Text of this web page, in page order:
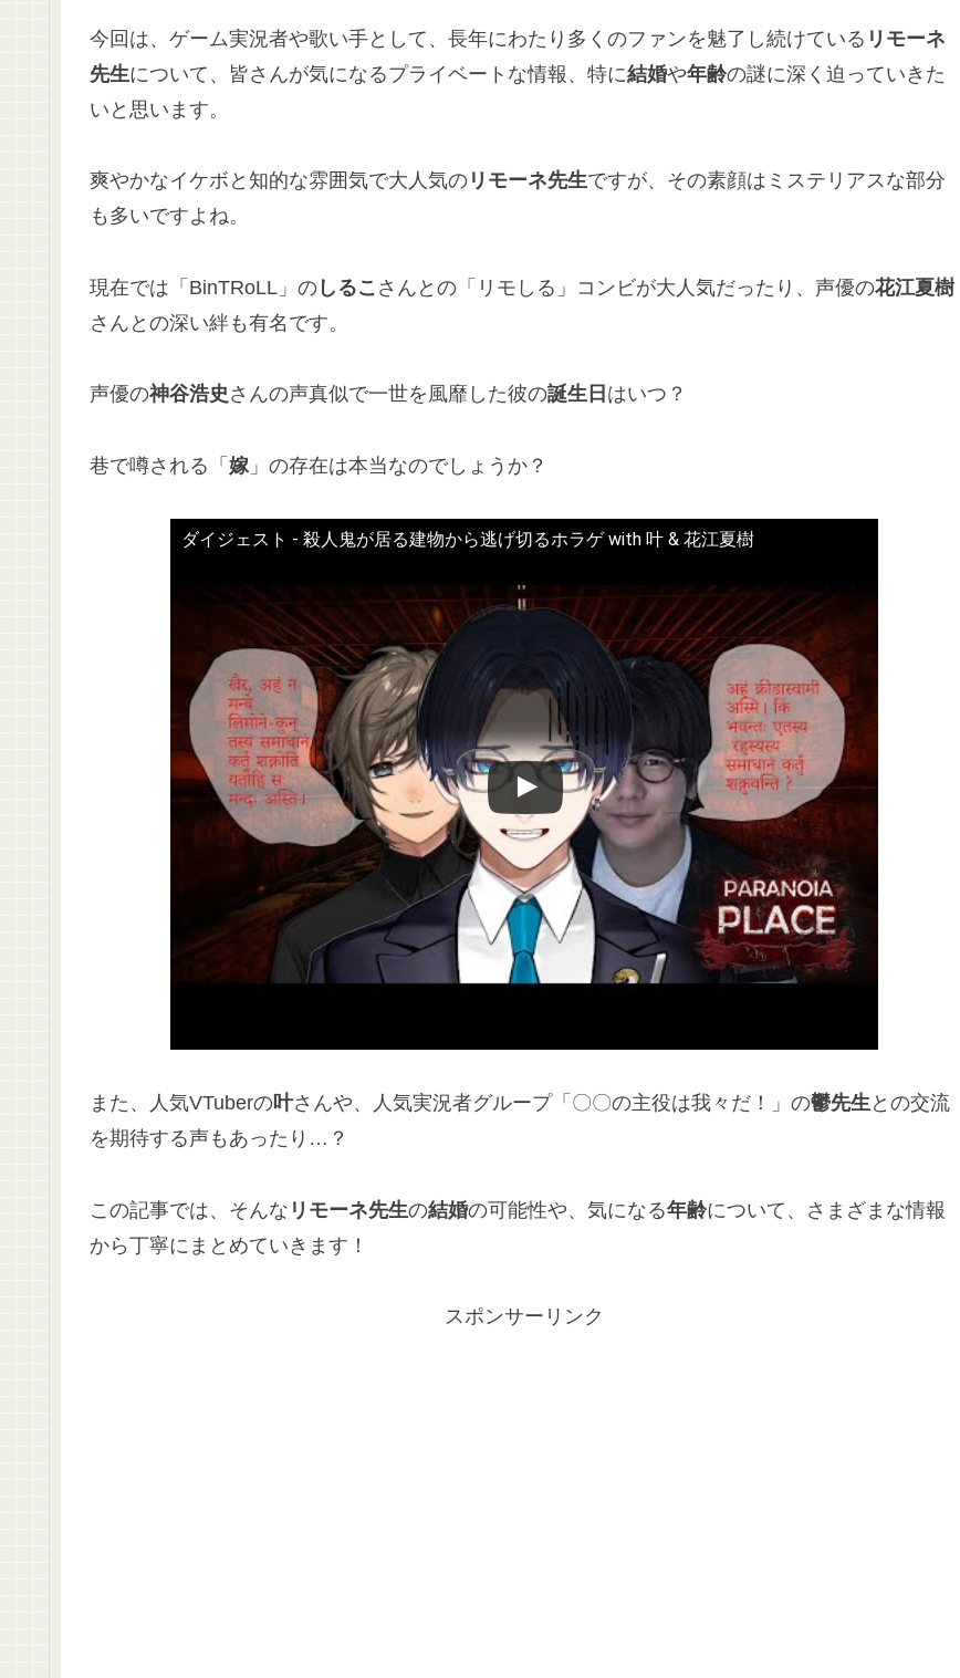
今回は、ゲーム実況者や歌い手として、長年にわたり多くのファンを魅了し続けている リモーネ
先生について、皆さんが気になるプライベートな情報、特に結婚や年齢の謎に深く迫っていきた
いと思います。
爽やかなイケボと知的な雰囲気で大人気の リモーネ先生ですが、その素顔はミステリアスな部分
も多いですよね。
現在では「BinTRoLL」の しるこ さんとの「リモしる」コンビが大人気だったり、声優の花江夏樹
さんとの深い絆も有名です。
声優の神谷浩史 さんの声真似で一世を風靡した彼の誕生日 はいつ？
巷で噂される「 嫁 」の存在は本当なのでしょうか？
ダイジェスト - 殺人鬼が居る建物から逃げ切るホラゲ with 叶 & 花江夏樹
また、人気VTuberの叶さんや、人気実況者グループ「〇〇の主役は我々だ！」の鬱先生との交流
を期待する声もあったり…？
この記事では、そんな リモーネ先生の結婚の可能性や、気になる年齢について、さまざまな情報
から丁寧にまとめていきます！
スポンサーリンク